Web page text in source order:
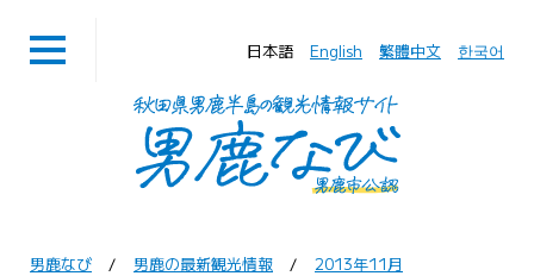
日本語 English 繁體中文 한국어
男鹿なび 男鹿の最新観光情報 2013年11月